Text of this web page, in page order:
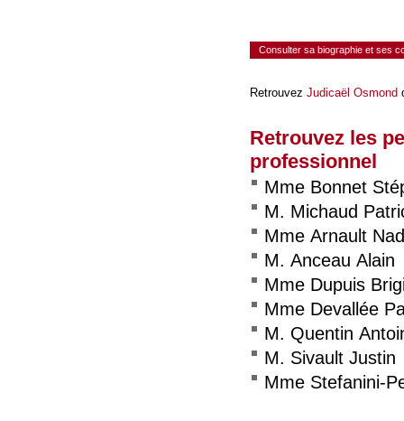
Consulter sa biographie et ses
Retrouvez Judicaël Osmond
Retrouvez les
professionnel
Mme Bonnet
M. Michaud
Mme Arnault
M. Anceau Alain
Mme Dupuis
Mme Devallée
M. Quentin
M. Sivault Justin
Mme Stefanini-